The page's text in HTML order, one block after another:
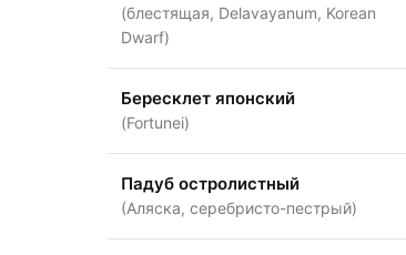
(блестящая, Delavayanum, Korean
Dwarf)
Бересклет японский
(Fortunei)
Падуб остролистный
(Аляска, серебристо-пестрый)